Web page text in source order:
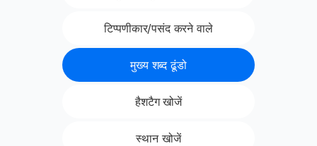
टिप्पणीकार/पसंद करने वाले
मुख्य शब्द ढूंडो
हैशटैग खोजें
स्थान खोजें